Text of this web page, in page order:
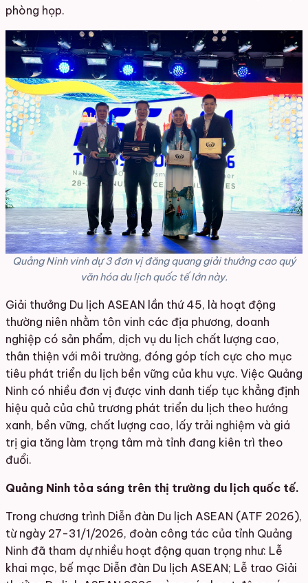
phòng họp.
Quảng Ninh vinh dự 3 đơn vị đăng quang giải thưởng cao quý
văn hóa du lịch quốc tế lớn này.
Giải thưởng Du lịch ASEAN lần thứ 45, là hoạt động
thường niên nhằm tôn vinh các địa phương, doanh
nghiệp có sản phẩm, dịch vụ du lịch chất lượng cao,
thân thiện với môi trường, đóng góp tích cực cho mục
tiêu phát triển du lịch bền vững của khu vực. Việc Quảng
Ninh có nhiều đơn vị được vinh danh tiếp tục khẳng định
hiệu quả của chủ trương phát triển du lịch theo hướng
xanh, bền vững, chất lượng cao, lấy trải nghiệm và giá
trị gia tăng làm trọng tâm mà tỉnh đang kiên trì theo
đuổi.
Quảng Ninh tỏa sáng trên thị trường du lịch quốc tế.
Trong chương trình Diễn đàn Du lịch ASEAN (ATF 2026),
từ ngày 27-31/1/2026, đoàn công tác của tỉnh Quảng
Ninh đã tham dự nhiều hoạt động quan trọng như: Lễ
khai mạc, bế mạc Diễn đàn Du lịch ASEAN; Lễ trao Giải